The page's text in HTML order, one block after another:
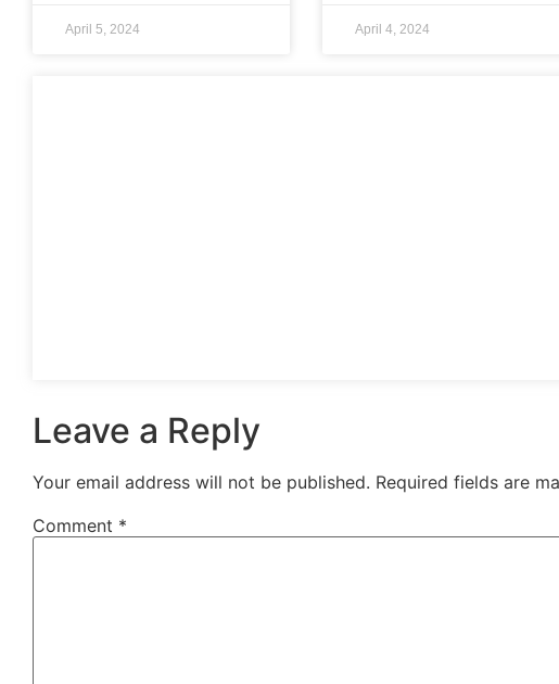
April 5, 2024 April 4, 2024
Leave a Reply
Your email address will not be published. Required fields are
Comment *